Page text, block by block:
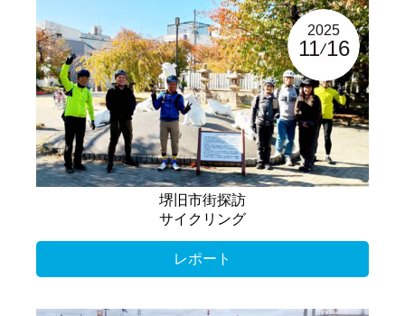
2025
11 16
堺旧市街探訪
サイクリング
レポート